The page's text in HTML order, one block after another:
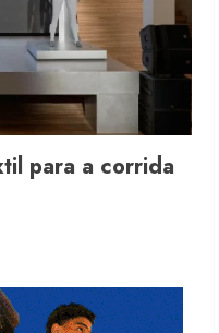
para a corrida
digital na